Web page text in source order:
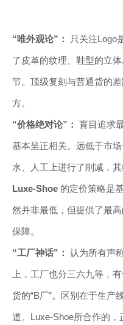
“唯外观论”： 只关注Logo
了皮革的纹理、鞋型的立
节。顶级复刻与普通货的
方。
“价格绝对论”： 盲目追求
基本呈正相关。远低于市
水、人工上进行了削减，
Luxe-Shoe 的定价策略是
然并非最低，但提供了最
保障。
“工厂神话”： 认为所有声
上，工厂也分三六九等，
货的“B厂”。区别在于生产
道。Luxe-Shoe所合作的，